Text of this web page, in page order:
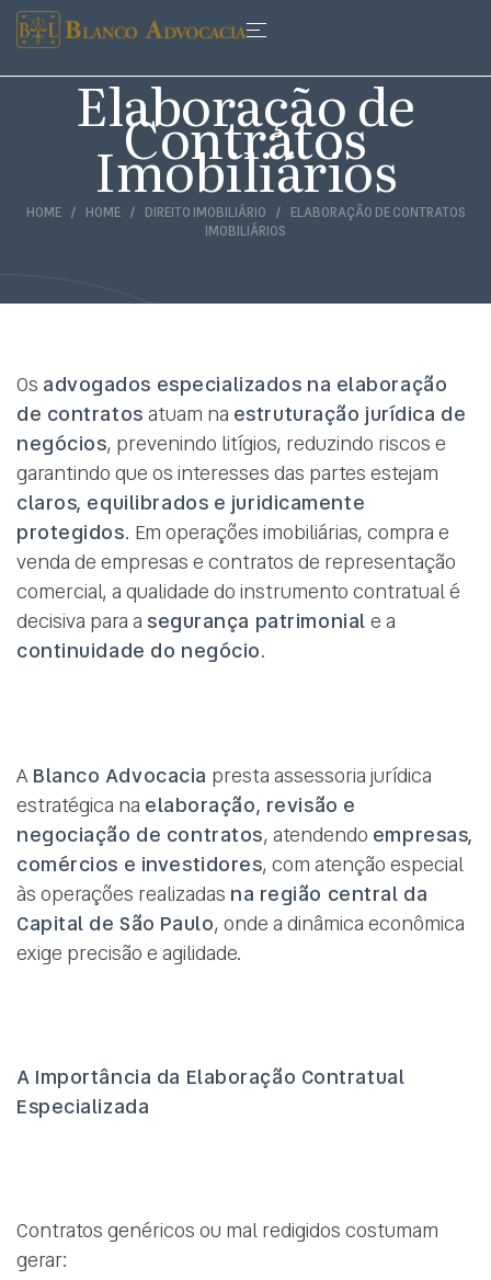
HOME HOME DIREITO IMOBILIÁRIO
ELABORAÇÃO DE CONTRATOS
IMOBILIÁRIOS
Elaboração de
Contratos
Imobiliários
Os advogados especializados na elaboração
de contratosatuam na estruturação jurídica de
negócios, prevenindo litígios, reduzindo riscos e
garantindo que os interesses das partes estejam
claros, equilibrados e juridicamente
protegidos. Em operações imobiliárias, compra e
venda de empresas e contratos de representação
comercial, a qualidade do instrumento contratual é
decisiva para asegurança patrimoniale a
continuidade do negócio.
ABlanco Advocacia presta assessoria jurídica
estratégica na elaboração, revisão e
negociação de contratos, atendendo empresas,
comércios e investidores, com atenção especial
às operações realizadas na região central da
Capital de São Paulo, onde a dinâmica econômica
exige precisão e agilidade.
A Importância da Elaboração Contratual
Especializada
Contratos genéricos ou mal redigidos costumam
gerar: